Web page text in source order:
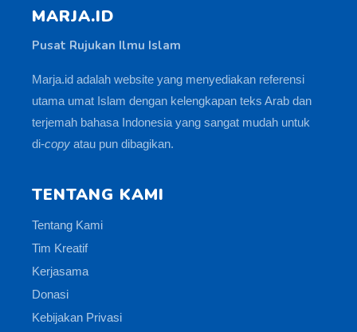
MARJA.ID
Pusat Rujukan Ilmu Islam
Marja.id adalah website yang menyediakan referensi
utama umat Islam dengan kelengkapan teks Arab dan
terjemah bahasa Indonesia yang sangat mudah untuk
di-copy atau pun dibagikan.
TENTANG KAMI
Tentang Kami
Tim Kreatif
Kerjasama
Donasi
Kebijakan Privasi